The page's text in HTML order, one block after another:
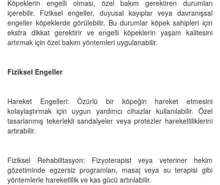
Köpeklerin engelli olması, özel bakım gerektiren durumları
içerebilir. Fiziksel engeller, duyusal kayıplar veya davranışsal
engeller köpeklerde görülebilir. Bu durumlar köpek sahipleri için
ekstra dikkat gerektirir ve engelli köpeklerin yaşam kalitesini
artırmak için özel bakım yöntemleri uygulanabilir.
Fiziksel Engeller
Hareket Engelleri: Özürlü bir köpeğin hareket etmesini
kolaylaştırmak için uygun yardımcı cihazlar kullanılabilir. Özel
tasarlanmış tekerlekli sandalyeler veya protezler hareketliliklerini
artırabilir.
Fiziksel Rehabilitasyon: Fizyoterapist veya veteriner hekim
gözetiminde egzersiz programları, masaj veya su terapisi gibi
yöntemlerle hareketlilik ve kas gücü artırılabilir.